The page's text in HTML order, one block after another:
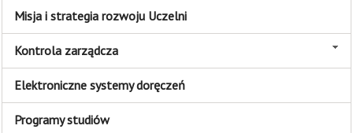
Misja i strategia rozwoju Uczelni
Kontrola zarządcza
Elektroniczne systemy doręczeń
Programy studiów